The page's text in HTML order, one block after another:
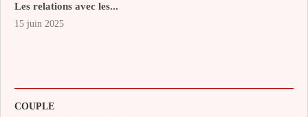
Les relations avec les...
15 juin 2025
COUPLE